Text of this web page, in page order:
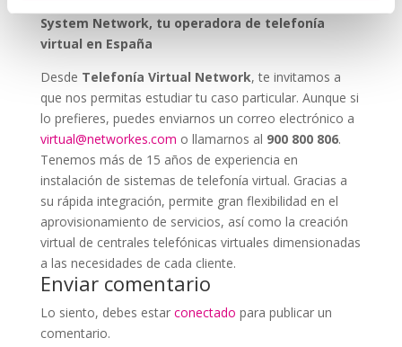
System Network, tu operadora de telefonía
virtual en España
Desde Telefonía Virtual Network, te invitamos a
que nos permitas estudiar tu caso particular. Aunque si
lo prefieres, puedes enviarnos un correo electrónico a
virtual@networkes.com o llamarnos al 900 800 806.
Tenemos más de 15 años de experiencia en
instalación de sistemas de telefonía virtual. Gracias a
su rápida integración, permite gran flexibilidad en el
aprovisionamiento de servicios, así como la creación
virtual de centrales telefónicas virtuales dimensionadas
a las necesidades de cada cliente.
Enviar comentario
Lo siento, debes estar conectado para publicar un
comentario.